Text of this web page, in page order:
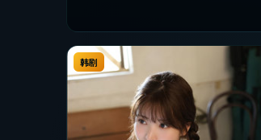
韩剧